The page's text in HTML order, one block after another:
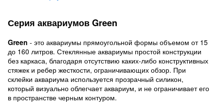
Серия аквариумов Green
Green - это аквариумы прямоугольной формы объемом от 15
до 160 литров. Стеклянные аквариумы простой конструкции
без каркаса, благодаря отсутствию каких-либо конструктивных
стяжек и ребер жесткости, ограничивающих обзор. При
склейки аквариума используется прозрачный силикон,
который визуально облегчает аквариум, и не ограничивает его
в пространстве черным контуром.